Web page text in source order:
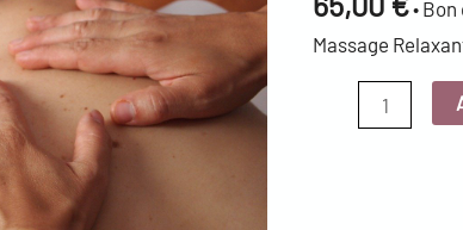
•
Massage
Massage